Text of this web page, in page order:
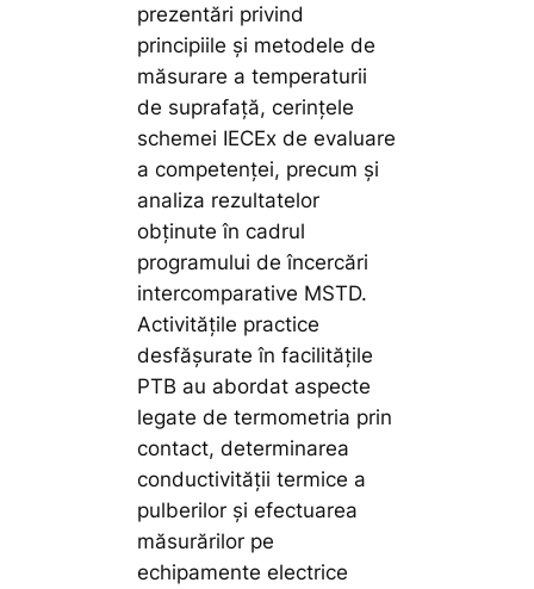
prezentări privind
principiile și metodele de
măsurare a temperaturii
de suprafață, cerințele
schemei IECEx de evaluare
a competenței, precum și
analiza rezultatelor
obținute în cadrul
programului de încercări
intercomparative MSTD.
Activitățile practice
desfășurate în facilitățile
PTB au abordat aspecte
legate de termometria prin
contact, determinarea
conductivității termice a
pulberilor și efectuarea
măsurărilor pe
echipamente electrice